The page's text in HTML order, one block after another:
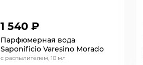
1 540 ₽
Парфюмерная вода
Saponificio Varesino Morado
с распылителем, 10 мл